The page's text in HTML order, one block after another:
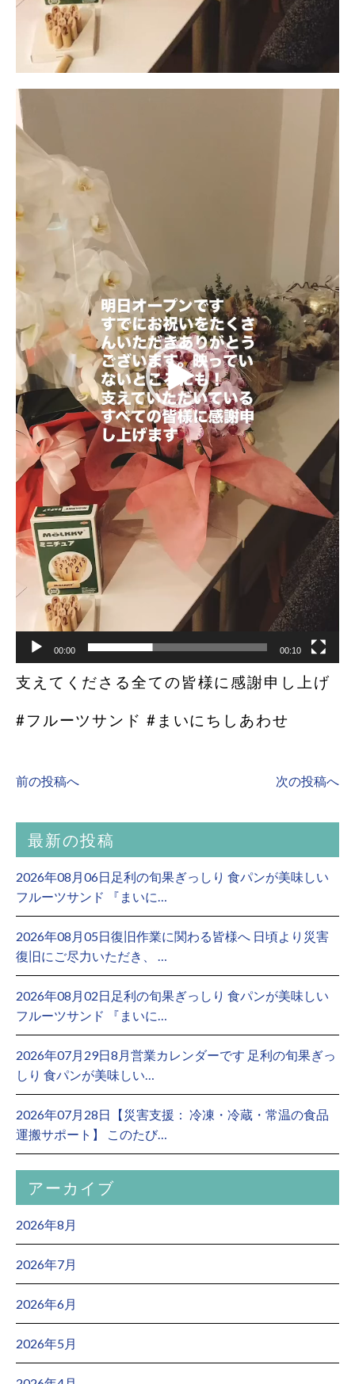
動
画
プ
ー
00:00 00:10
支えてくださる全ての皆様に感謝申し上げ
#フルーツサンド #まいにちしあわせ
前の投稿へ 次の投稿へ
最新の投稿
2026年08月06日足利の旬果ぎっしり 食パンが美味しい
フルーツサンド 『まいに…
2026年08月05日復旧作業に関わる皆様へ 日頃より災害
復旧にご尽力いただき、 …
2026年08月02日足利の旬果ぎっしり 食パンが美味しい
フルーツサンド 『まいに…
2026年07月29日8月営業カレンダーです 足利の旬果ぎっ
しり 食パンが美味しい…
2026年07月28日【災害支援： 冷凍・冷蔵・常温の食品
運搬サポート】 このたび…
アーカイブ
2026年8月
2026年7月
2026年6月
2026年5月